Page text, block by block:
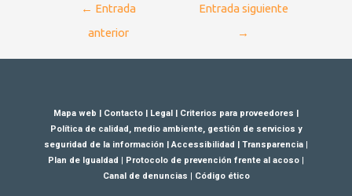
← Entrada
anterior
Entrada siguiente
→
Mapa web Contacto Legal Criterios para proveedores
Política de calidad, medio ambiente, gestión de servicios y
seguridad de la información |Accessibilidad Transparencia
Plan de Igualdad
Protocolo de prevención frente al acoso
Canal de denuncias
Código ético